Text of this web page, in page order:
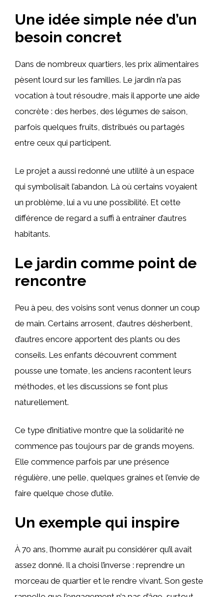
Une idée simple née d’un
besoin concret
Dans de nombreux quartiers, les prix alimentaires
pèsent lourd sur les familles. Le jardin n’a pas
vocation à tout résoudre, mais il apporte une aide
concrète : des herbes, des légumes de saison,
parfois quelques fruits, distribués ou partagés
entre ceux qui participent.
Le projet a aussi redonné une utilité à un espace
qui symbolisait l’abandon. Là où certains voyaient
un problème, lui a vu une possibilité. Et cette
différence de regard a suffi à entraîner d’autres
habitants.
Le jardin comme point de
rencontre
Peu à peu, des voisins sont venus donner un coup
de main. Certains arrosent, d’autres désherbent,
d’autres encore apportent des plants ou des
conseils. Les enfants découvrent comment
pousse une tomate, les anciens racontent leurs
méthodes, et les discussions se font plus
naturellement.
Ce type d’initiative montre que la solidarité ne
commence pas toujours par de grands moyens.
Elle commence parfois par une présence
régulière, une pelle, quelques graines et l’envie de
faire quelque chose d’utile.
Un exemple qui inspire
À 70 ans, l’homme aurait pu considérer qu’il avait
assez donné. Il a choisi l’inverse : reprendre un
morceau de quartier et le rendre vivant. Son geste